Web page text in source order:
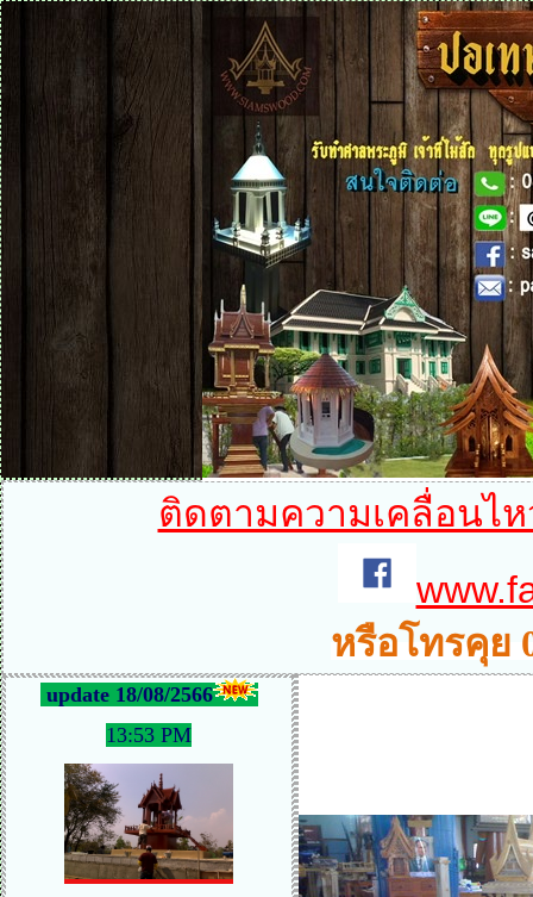
ติดตามความเคลื่อนไ
หรือโทรคุย
update 18/08/2566
13:53 PM